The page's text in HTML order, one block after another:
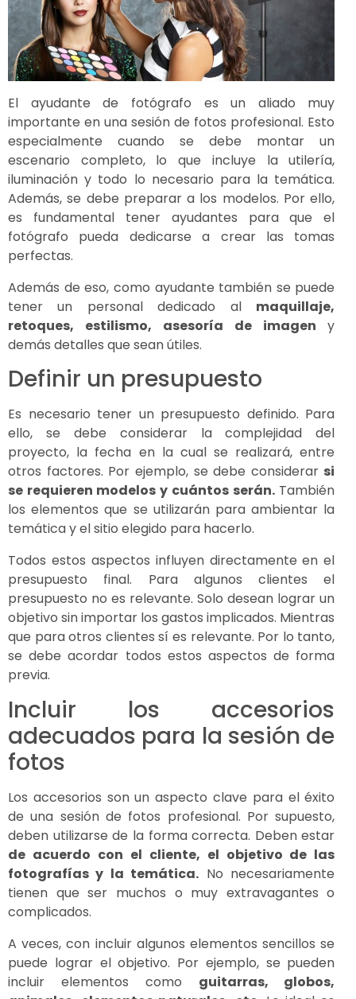
El ayudante de fotógrafo es un aliado muy
importante en una sesión de fotos profesional. Esto
especialmente cuando se debe montar un
escenario completo, lo que incluye la utilería,
iluminación y todo lo necesario para la temática.
Además, se debe preparar a los modelos. Por ello,
es fundamental tener ayudantes para que el
fotógrafo pueda dedicarse a crear las tomas
perfectas.
Además de eso, como ayudante también se puede
tener un personal dedicado al maquillaje,
retoques, estilismo,
asesoría de imagen y
demás detalles que sean útiles.
Definir un presupuesto
Es necesario tener un presupuesto definido. Para
ello, se debe considerar la complejidad del
proyecto, la fecha en la cual se realizará, entre
otros factores. Por ejemplo, se debe considerar si
se requieren modelos y cuántos serán.También
los elementos que se utilizarán para ambientar la
temática y el sitio elegido para hacerlo.
Todos estos aspectos influyen directamente en el
presupuesto final. Para algunos clientes el
presupuesto no es relevante. Solo desean lograr un
objetivo sin importar los gastos implicados. Mientras
que para otros clientes sí es relevante. Por lo tanto,
se debe acordar todos estos aspectos de forma
previa.
Incluir los accesorios
adecuados para la sesión de
fotos
Los accesorios son un aspecto clave para el éxito
de una sesión de fotos profesional. Por supuesto,
deben utilizarse de la forma correcta. Deben estar
de acuerdo con el cliente, el objetivo de las
fotografías y la temática. No necesariamente
tienen que ser muchos o muy extravagantes o
complicados.
A veces, con incluir algunos elementos sencillos se
puede lograr el objetivo. Por ejemplo, se pueden
incluir elementos como guitarras, globos,